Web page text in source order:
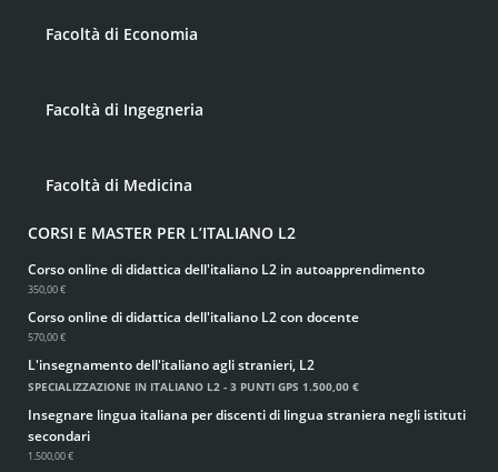
Facoltà di Economia
Facoltà di Ingegneria
Facoltà di Medicina
CORSI E MASTER PER L’ITALIANO L2
Corso online di didattica dell'italiano L2 in autoapprendimento
350,00 €
Corso online di didattica dell'italiano L2 con docente
570,00 €
L'insegnamento dell'italiano agli stranieri, L2
SPECIALIZZAZIONE IN ITALIANO L2 - 3 PUNTI GPS 1.500,00 €
Insegnare lingua italiana per discenti di lingua straniera negli istituti
secondari
1.500,00 €